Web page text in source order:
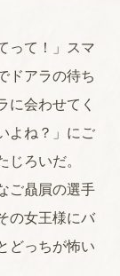
って！」スマ
ドアラの待ち
に会わせてく
よね？」にご
ろいだ。
ご贔屓の選手
の女王様にバ
どっちが怖い